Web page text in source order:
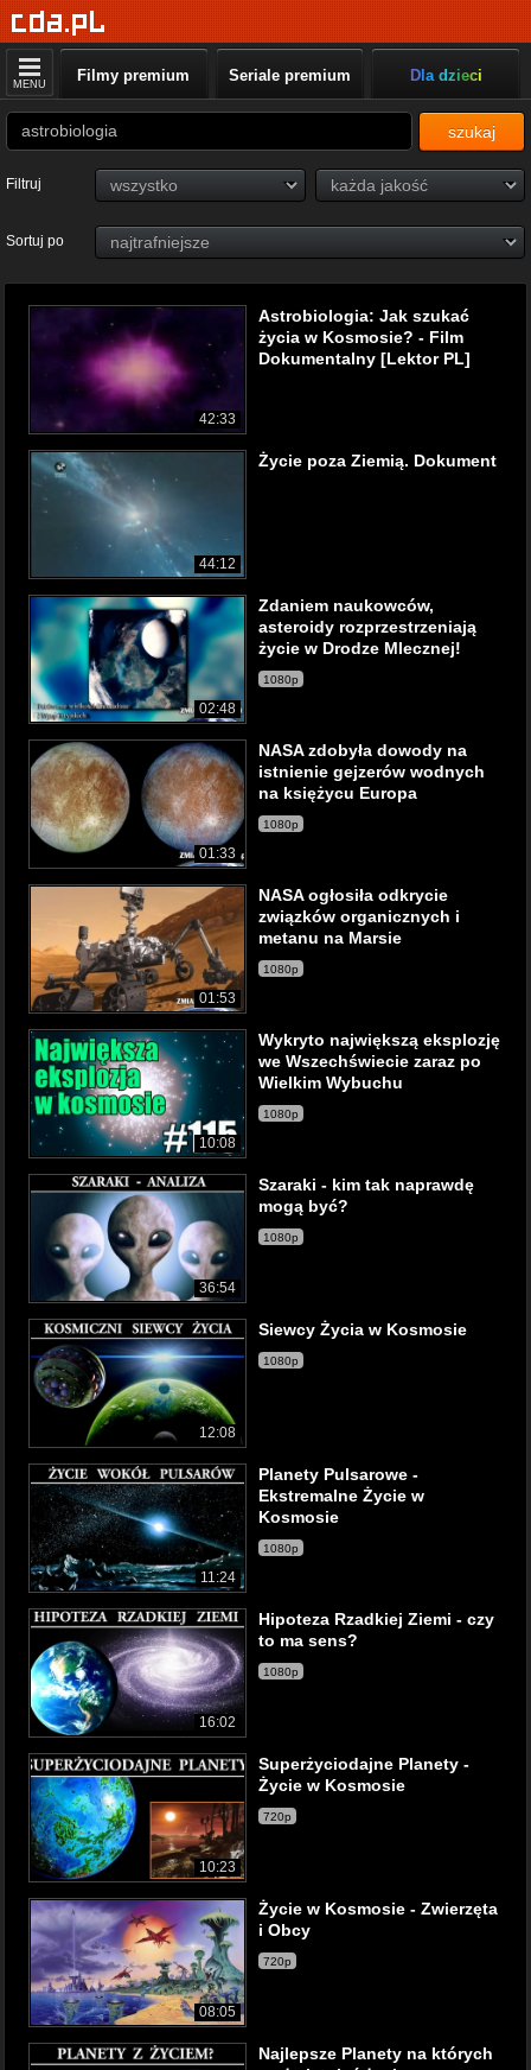
MENU Filmy premium Seriale premium Dla dzieci
szukaj
Filtruj
Sortuj po
42:33
Astrobiologia: Jak szukać
życia w Kosmosie? - Film
Dokumentalny [Lektor PL]
44:12
Życie poza Ziemią. Dokument
02:48
Zdaniem naukowców,
asteroidy rozprzestrzeniają
życie w Drodze Mlecznej!
1080p
01:33
NASA zdobyła dowody na
istnienie gejzerów wodnych
na księżycu Europa
1080p
01:53
NASA ogłosiła odkrycie
związków organicznych i
metanu na Marsie
1080p
10:08
Wykryto największą eksplozję
we Wszechświecie zaraz po
Wielkim Wybuchu
1080p
36:54
Szaraki - kim tak naprawdę
mogą być?
1080p
12:08
Siewcy Życia w Kosmosie
1080p
11:24
Planety Pulsarowe -
Ekstremalne Życie w
Kosmosie
1080p
16:02
Hipoteza Rzadkiej Ziemi - czy
to ma sens?
1080p
10:23
Superżyciodajne Planety -
Życie w Kosmosie
720p
08:05
Życie w Kosmosie - Zwierzęta
i Obcy
720p
Najlepsze Planety na których